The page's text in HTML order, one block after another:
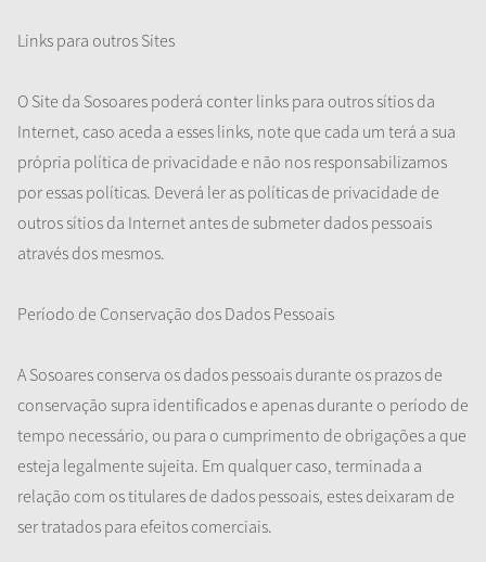
Links para outros Sites
O Site da Sosoares poderá conter links para outros sítios da
Internet, caso aceda a esses links, note que cada um terá a sua
própria política de privacidade e não nos responsabilizamos
por essas políticas. Deverá ler as políticas de privacidade de
outros sítios da Internet antes de submeter dados pessoais
através dos mesmos.
Período de Conservação dos Dados Pessoais
A Sosoares conserva os dados pessoais durante os prazos de
conservação supra identificados e apenas durante o período de
tempo necessário, ou para o cumprimento de obrigações a que
esteja legalmente sujeita. Em qualquer caso, terminada a
relação com os titulares de dados pessoais, estes deixaram de
ser tratados para efeitos comerciais.